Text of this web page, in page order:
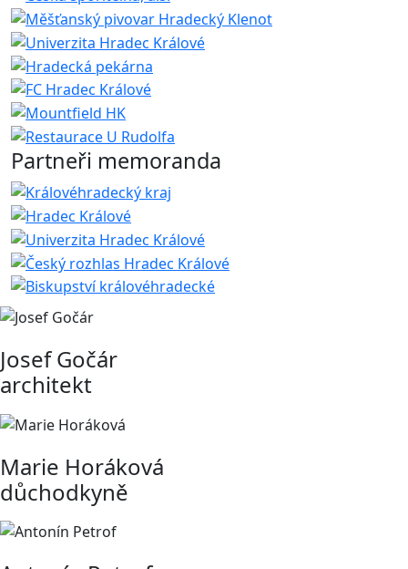
Partneři memoranda
Josef Gočár
architekt
Marie Horáková
důchodkyně